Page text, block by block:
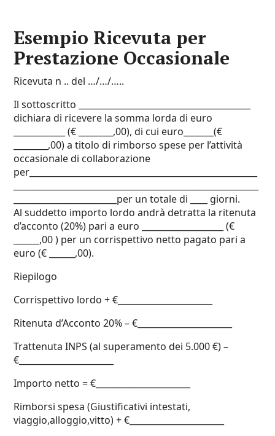
Esempio Ricevuta per
Prestazione Occasionale
Ricevuta n .. del …/…/…..
Il sottoscritto ________________________________________
dichiara di ricevere la somma lorda di euro
____________ (€ ________,00), di cui euro_______(€
________,00) a titolo di rimborso spese per l’attività
occasionale di collaborazione
per_____________________________________________________
________________________per un totale di ____ giorni.
Al suddetto importo lordo andrà detratta la ritenuta
d’acconto (20%) pari a euro ___________________ (€
______,00 ) per un corrispettivo netto pagato pari a
euro (€ ______,00).
Riepilogo
Corrispettivo lordo + €______________________
Ritenuta d’Acconto 20% – €______________________
Trattenuta INPS (al superamento dei 5.000 €) –
€______________________
Importo netto = €______________________
Rimborsi spesa (Giustificativi intestati,
viaggio,alloggio,vitto) + €______________________